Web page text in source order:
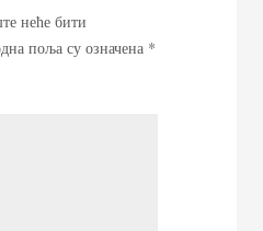
неће бити
поља су означена *